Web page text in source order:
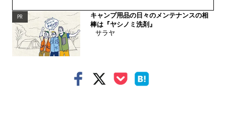
PR
キャンプ用品の日々のメンテナンスの相
棒は『ヤシノミ洗剤』
サラヤ